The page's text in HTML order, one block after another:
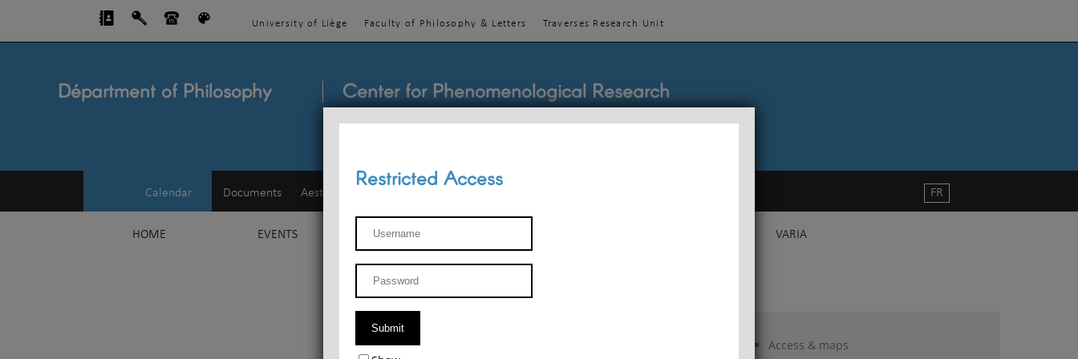
University of Liège Faculty of Philosophy & Letters Traverses Research Unit
Départment of Philosophy Center for Phenomenological Research
Calendar Documents Aesthetics
HOME EVENTS TEACHINGS VARIA
FR
Access & maps
Restricted Access